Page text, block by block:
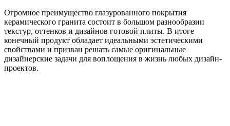
Огромное преимущество глазурованного покрытия
керамического гранита состоит в большом разнообразии
текстур, оттенков и дизайнов готовой плиты. В итоге
конечный продукт обладает идеальными эстетическими
свойствами и призван решать самые оригинальные
дизайнерские задачи для воплощения в жизнь любых дизайн-
проектов.